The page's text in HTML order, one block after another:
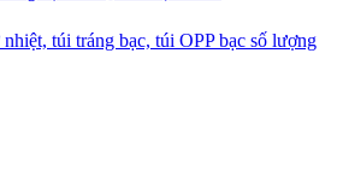
túi tráng bạc, túi OPP bạc số lượng